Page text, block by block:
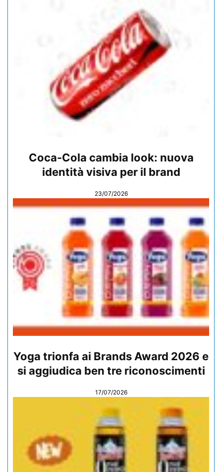
Coca-Cola cambia look: nuova
identità visiva per il brand
23/07/2026
Yoga trionfa ai Brands Award 2026 e
si aggiudica ben tre riconoscimenti
17/07/2026